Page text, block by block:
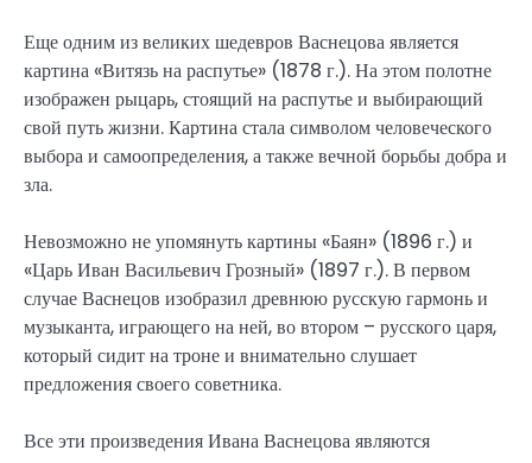
Еще одним из великих шедевров Васнецова является
картина «Витязь на распутье» (1878 г.). На этом полотне
изображен рыцарь, стоящий на распутье и выбирающий
свой путь жизни. Картина стала символом человеческого
выбора и самоопределения, а также вечной борьбы добра и
зла.
Невозможно не упомянуть картины «Баян» (1896 г.) и
«Царь Иван Васильевич Грозный» (1897 г.). В первом
случае Васнецов изобразил древнюю русскую гармонь и
музыканта, играющего на ней, во втором – русского царя,
который сидит на троне и внимательно слушает
предложения своего советника.
Все эти произведения Ивана Васнецова являются